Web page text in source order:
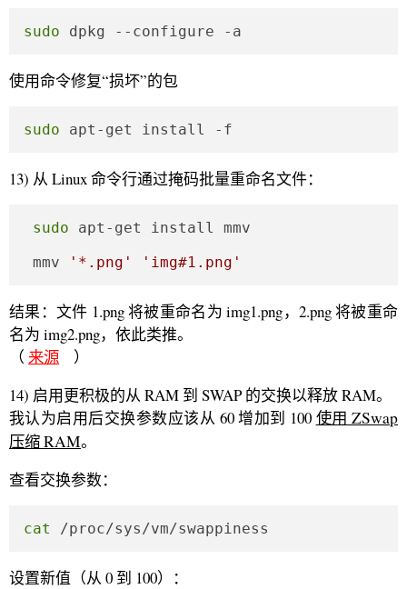
sudo dpkg --configure -a
使用命令修复“损坏”的包
sudo apt-get install -f
13) 从 Linux 命令行通过掩码批量重命名文件：
sudo apt-get install mmv
mmv
'*.png' 'img#1.png'
结果：文件 1.png 将被重命名为 img1.png，2.png 将被重命
名为 img2.png，依此类推。
（ 来源
）
14) 启用更积极的从 RAM 到 SWAP 的交换以释放 RAM。
我认为启用后交换参数应该从 60 增加到 100 使用 ZSwap
压缩 RAM。
查看交换参数：
cat /proc/sys/vm/swappiness
设置新值（从 0 到 100）：